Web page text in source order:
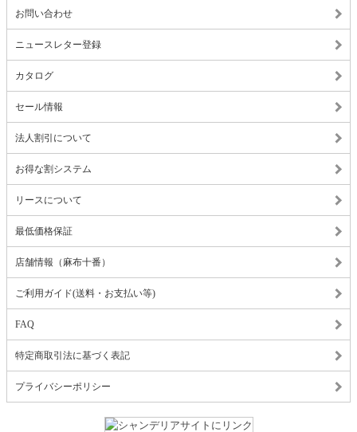
お問い合わせ
ニュースレター登録
カタログ
セール情報
法人割引について
お得な割システム
リースについて
最低価格保証
店舗情報（麻布十番）
ご利用ガイド(送料・お支払い等)
FAQ
特定商取引法に基づく表記
プライバシーポリシー